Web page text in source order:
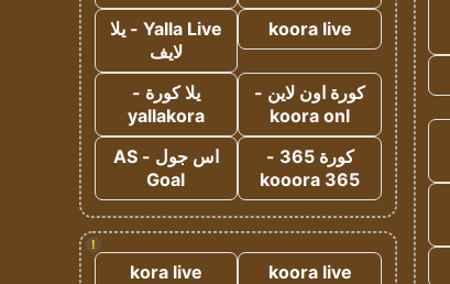
koora live
Yalla Live - يلا
لايف
كورة اون لاين -
koora onl
يلا كورة -
yallakora
كورة 365 -
kooora 365
اس جول - AS
Goal
!
koora live
kora live